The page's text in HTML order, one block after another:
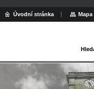
Úvodní stránka